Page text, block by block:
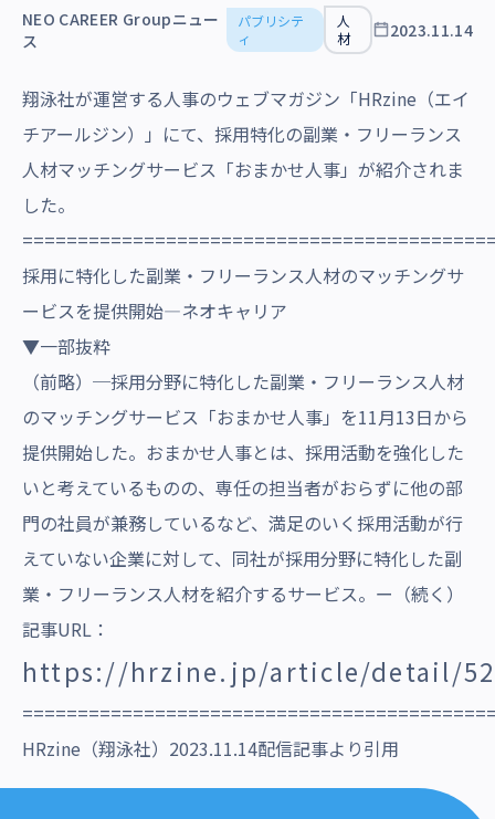
NEO CAREER Groupニュー
ス
パブリシテ
ィ
人
材
2023.11.14
翔泳社が運営する人事のウェブマガジン「HRzine（エイ
チアールジン）」にて、採用特化の副業・フリーランス
人材マッチングサービス「おまかせ人事」が紹介されま
した。
採用に特化した副業・フリーランス人材のマッチングサ
ービスを提供開始—ネオキャリア
▼一部抜粋
（前略）─採用分野に特化した副業・フリーランス人材
のマッチングサービス「おまかせ人事」を11月13日から
提供開始した。おまかせ人事とは、採用活動を強化した
いと考えているものの、専任の担当者がおらずに他の部
門の社員が兼務しているなど、満足のいく採用活動が行
えていない企業に対して、同社が採用分野に特化した副
業・フリーランス人材を紹介するサービス。ー（続く）
記事URL：
https://hrzine.jp/article/detail/
HRzine（翔泳社）2023.11.14配信記事より引用